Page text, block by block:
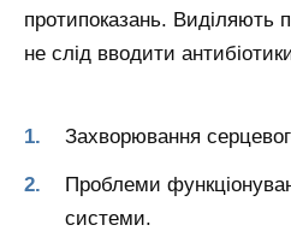
протипоказань. Виділяють
не слід вводити
Захворювання
Проблеми
системи.